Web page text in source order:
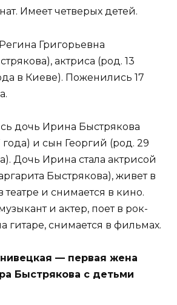
Имеет четверых детей.
Григорьевна
актриса (род. 13
в Киеве). Поженились 17
дочь Ирина Быстрякова
года) и сын Георгий (род. 29
Дочь Ирина стала актрисой
Быстрякова), живет в
театре и снимается в кино.
и актер, поет в рок-
гитаре, снимается в фильмах.
— первая жена
Быстрякова с детьми